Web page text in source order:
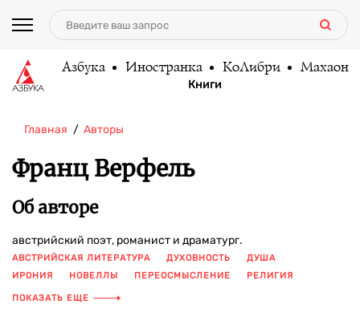
Азбука Иностранка КоЛибри Махаон
Книги
Главная Авторы
Франц Верфель
Об авторе
австрийский поэт, романист и драматург.
АВСТРИЙСКАЯ ЛИТЕРАТУРА ДУХОВНОСТЬ
ДУША
ИРОНИЯ
НОВЕЛЛЫ ПЕРЕОСМЫСЛЕНИЕ
РЕЛИГИЯ
СБОРНИК
СЛУЖЕНИЕ
ПОКАЗАТЬ ЕЩЕ